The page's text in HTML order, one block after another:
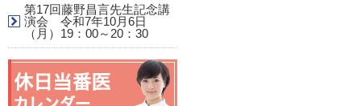
第17回藤野昌言先生記念講
演会 令和7年10月6日
（月）19：00～20：30